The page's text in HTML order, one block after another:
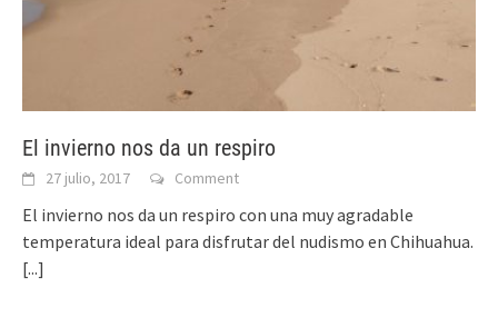
El invierno nos da un respiro
27 julio, 2017 Comment
El invierno nos da un respiro con una muy agradable
temperatura ideal para disfrutar del nudismo en Chihuahua.
[...]